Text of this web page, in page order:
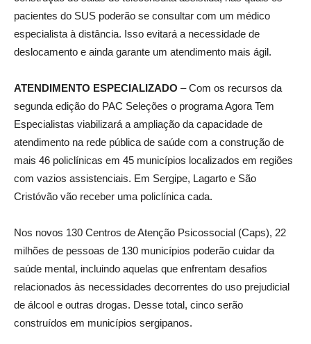
pacientes do SUS poderão se consultar com um médico
especialista à distância. Isso evitará a necessidade de
deslocamento e ainda garante um atendimento mais ágil.
ATENDIMENTO ESPECIALIZADO – Com os recursos da
segunda edição do PAC Seleções o programa Agora Tem
Especialistas viabilizará a ampliação da capacidade de
atendimento na rede pública de saúde com a construção de
mais 46 policlínicas em 45 municípios localizados em regiões
com vazios assistenciais. Em Sergipe, Lagarto e São
Cristóvão vão receber uma policlínica cada.
Nos novos 130 Centros de Atenção Psicossocial (Caps), 22
milhões de pessoas de 130 municípios poderão cuidar da
saúde mental, incluindo aquelas que enfrentam desafios
relacionados às necessidades decorrentes do uso prejudicial
de álcool e outras drogas. Desse total, cinco serão
construídos em municípios sergipanos.